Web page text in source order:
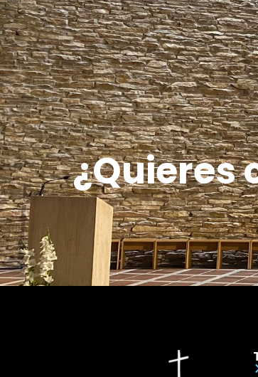
¿Quieres